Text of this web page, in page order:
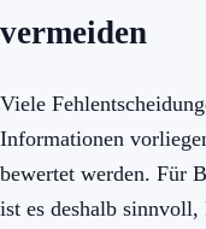
vermeiden
Viele
Informationen
bewertet werden. Für
ist es deshalb sinnvoll,